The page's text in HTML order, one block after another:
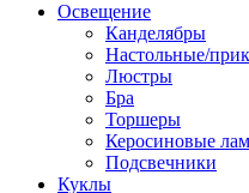
Освещение
Канделябры
Настольные/
Люстры
Бра
Торшеры
Керосиновые
Подсвечники
Куклы